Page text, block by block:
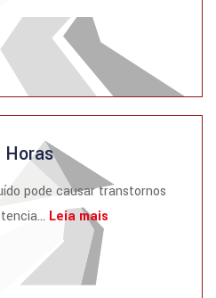
Horas
pode causar transtornos
Leia mais